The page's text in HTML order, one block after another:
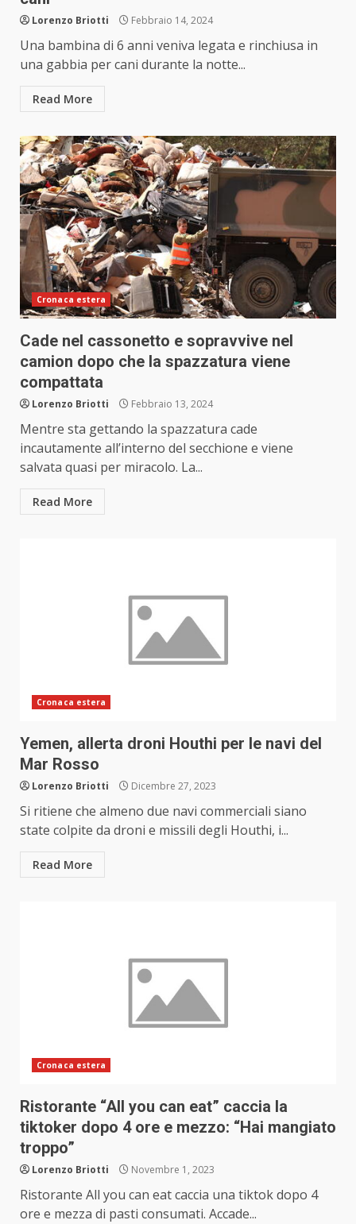
Lorenzo Briotti Febbraio 14, 2024
Una bambina di 6 anni veniva legata e rinchiusa in
una gabbia per cani durante la notte...
Read More
Cronaca estera
Cade nel cassonetto e sopravvive nel
camion dopo che la spazzatura viene
compattata
Lorenzo Briotti Febbraio 13, 2024
Mentre sta gettando la spazzatura cade
incautamente all’interno del secchione e viene
salvata quasi per miracolo. La...
Read More
Cronaca estera
Yemen, allerta droni Houthi per le navi del
Mar Rosso
Lorenzo Briotti Dicembre 27, 2023
Si ritiene che almeno due navi commerciali siano
state colpite da droni e missili degli Houthi, i...
Read More
Cronaca estera
Ristorante “All you can eat” caccia la
tiktoker dopo 4 ore e mezzo: “Hai mangiato
troppo”
Lorenzo Briotti Novembre 1, 2023
Ristorante All you can eat caccia una tiktok dopo 4
ore e mezza di pasti consumati. Accade...